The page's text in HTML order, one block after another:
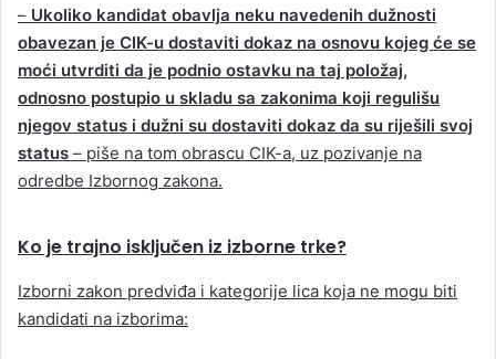
– Ukoliko kandidat obavlja neku navedenih dužnosti
obavezan je CIK-u dostaviti dokaz na osnovu kojeg će se
moći utvrditi da je podnio ostavku na taj položaj,
odnosno postupio u skladu sa zakonima koji regulišu
njegov status i dužni su dostaviti dokaz da su riješili svoj
status – piše na tom obrascu CIK-a, uz pozivanje na
odredbe Izbornog zakona.
Ko je trajno isključen iz izborne trke?
Izborni zakon predviđa i kategorije lica koja ne mogu biti
kandidati na izborima: